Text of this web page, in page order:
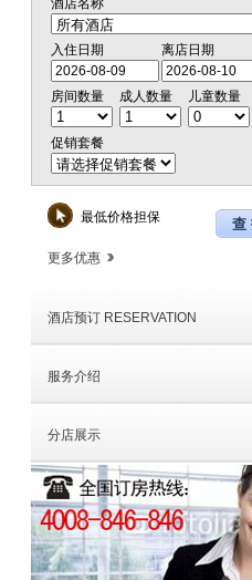
酒店名称
入住日期 离店日期
房间数量 成人数量 儿童数量
促销套餐
最低价格担保
更多优惠
酒店预订 RESERVATION
服务介绍
分店展示